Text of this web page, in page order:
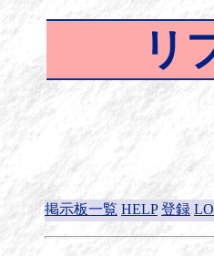
リ
掲示板一覧 HELP 登録